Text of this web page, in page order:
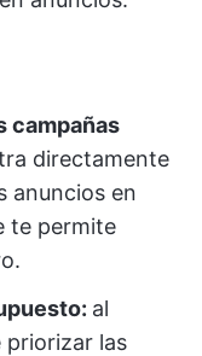
campañas
directamente
anuncios en
te permite
al
priorizar las